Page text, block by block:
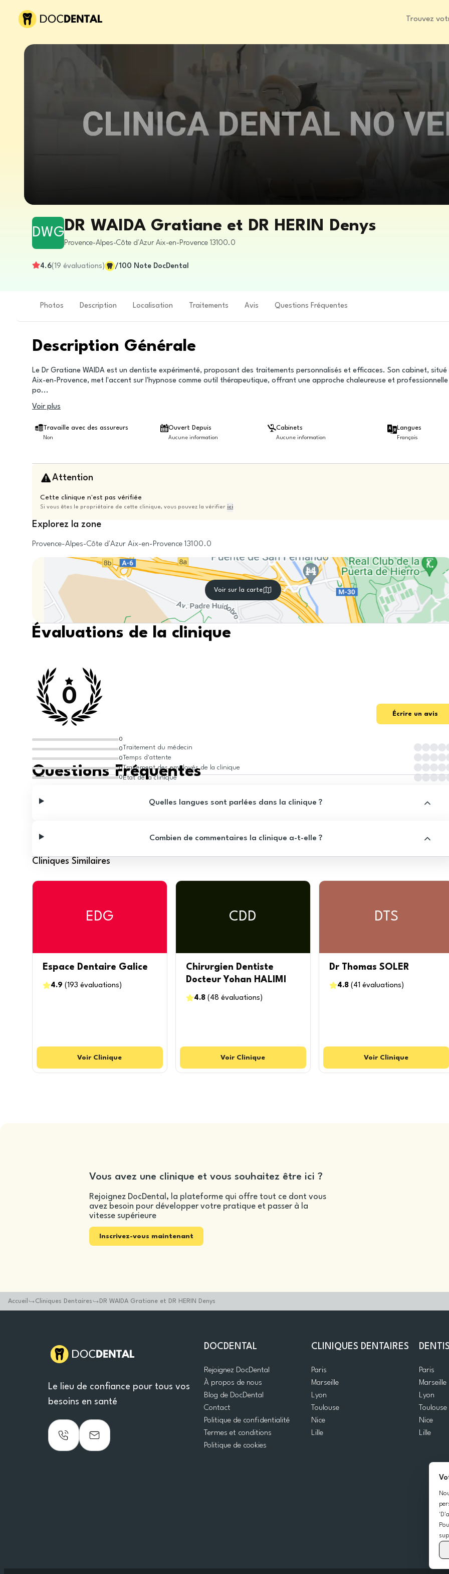
Trouvez
DWG DR WAIDA Gratiane et DR HERIN Denys
Provence-Alpes-Côte d'Azur Aix-en-Provence 13100.0
4.6(19 évaluations) /100 Note DocDental
Photos Description Localisation Traitements Avis Questions Fréquentes
Description Générale
Le Dr Gratiane WAIDA est un dentiste expérimenté, proposant des traitements personnalisés et efficaces. Son cabinet, situé
Aix-en-Provence, met l'accent sur l'hypnose comme outil thérapeutique, offrant une approche chaleureuse et professionnelle
po...
Voir plus
Travaille avec des assureurs
Non
Ouvert Depuis
Aucune information
Cabinets
Aucune information
Langues
Français
Attention
Cette clinique n'est pas vérifiée
Si vous êtes le propriétaire de cette clinique, vous pouvez la vérifier ici
Explorez la zone
Provence-Alpes-Côte d'Azur Aix-en-Provence 13100.0
Voir sur la carte
Évaluations de la clinique
0
0
0
0
0
0
Écrire un avis
Traitement du médecin
Temps d'attente
Traitement des employés de la clinique
État de la clinique
Questions Fréquentes
Quelles langues sont parlées dans la clinique ?
Combien de commentaires la clinique a-t-elle ?
Cliniques Similaires
EDG
Espace Dentaire Galice
4.9 (193 évaluations )
Voir Clinique
CDD
Chirurgien Dentiste
Docteur Yohan HALIMI
4.8( 48 évaluations )
Voir Clinique
DTS
Dr Thomas SOLER
4.8( 41 évaluations )
Voir Clinique
Vous avez une clinique et vous souhaitez être ici ?
Rejoignez DocDental, la plateforme qui offre tout ce dont vous
avez besoin pour développer votre pratique et passer à la
vitesse supérieure
Inscrivez-vous maintenant
Accueil Cliniques Dentaires DR WAIDA Gratiane et DR HERIN Denys
Le lieu de confiance pour tous vos
besoins en santé
DOCDENTAL
Rejoignez DocDental
À propos de nous
Blog de DocDental
Contact
Politique de confidentialité
Termes et conditions
Politique de cookies
CLINIQUES DENTAIRES
Paris
Marseille
Lyon
Toulouse
Nice
Lille
Paris
Marseille
Lyon
Toulouse
Nice
Lille